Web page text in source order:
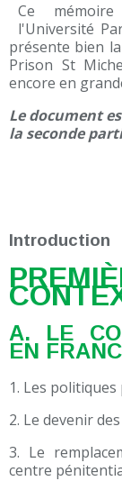
Ce
l'Université
présente bien
Prison St
encore en
Le document
la seconde
Introduction
A. LE
EN
1. Les
2. Le devenir
3. Le
centre